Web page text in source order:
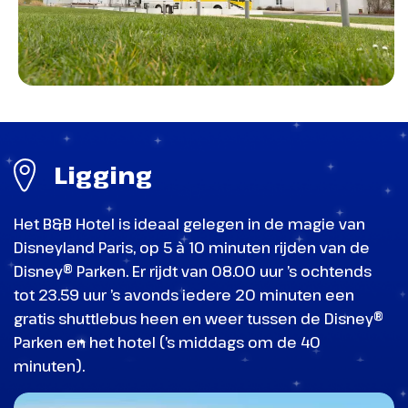
Ligging
Het B&B Hotel is ideaal gelegen in de magie van
Disneyland Paris, op 5 à 10 minuten rijden van de
Disney® Parken. Er rijdt van 08.00 uur ’s ochtends
tot 23.59 uur ’s avonds iedere 20 minuten een
gratis shuttlebus heen en weer tussen de Disney®
Parken en het hotel (’s middags om de 40
minuten).
land vol spanning en geheimen!
Disneyland Park - Meet & Greet Captain Hook
Frontierland
Een stad van de cowboys in het Wilde
World of Frozen
World Premiere Plaza
een plek vol verhalen, shows en
avonturen
Een plek vol verhalen, shows en avonturen.